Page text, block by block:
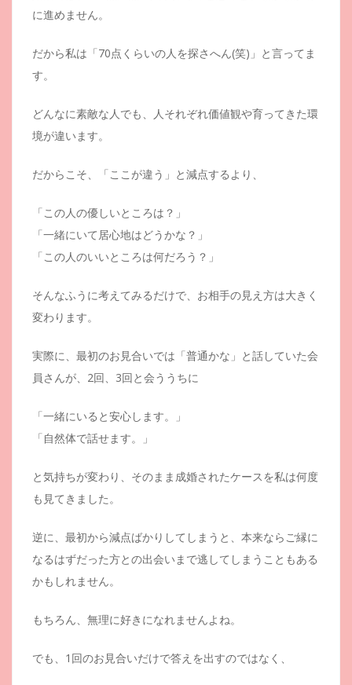
に進めません。
だから私は「70点くらいの人を探さへん(笑)」と言ってま
す。
どんなに素敵な人でも、人それぞれ価値観や育ってきた環
境が違います。
だからこそ、「ここが違う」と減点するより、
「この人の優しいところは？」
「一緒にいて居心地はどうかな？」
「この人のいいところは何だろう？」
そんなふうに考えてみるだけで、お相手の見え方は大きく
変わります。
実際に、最初のお見合いでは「普通かな」と話していた会
員さんが、2回、3回と会ううちに
「一緒にいると安心します。」
「自然体で話せます。」
と気持ちが変わり、そのまま成婚されたケースを私は何度
も見てきました。
逆に、最初から減点ばかりしてしまうと、本来ならご縁に
なるはずだった方との出会いまで逃してしまうこともある
かもしれません。
もちろん、無理に好きになれませんよね。
でも、1回のお見合いだけで答えを出すのではなく、